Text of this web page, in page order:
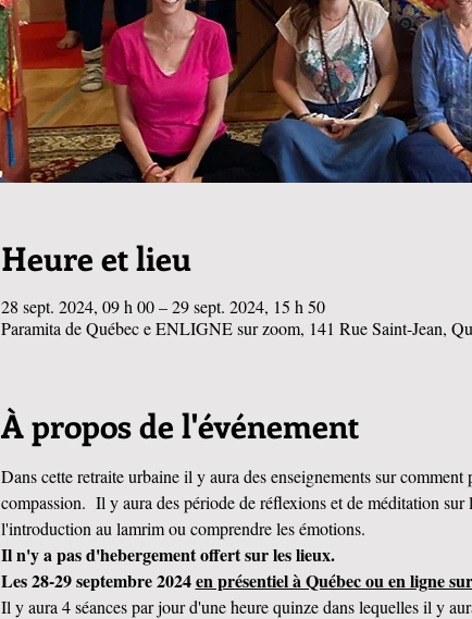
Heure et lieu
28 sept. 2024, 09 h 00 – 29 sept. 2024, 15 h 50
Paramita de Québec e ENLIGNE sur zoom, 141 Rue Saint-Jean,
À propos de l'événement
Dans cette retraite urbaine il y aura des enseignements sur
compassion.  Il y aura des période de réflexions et de méditation
l'introduction au lamrim ou comprendre les émotions.
Il n'y a pas d'hebergement offert sur les lieux.
Les 28-29 septembre 2024 en présentiel à Québec ou en ligne
Il y aura 4 séances par jour d'une heure quinze dans lequelles il y